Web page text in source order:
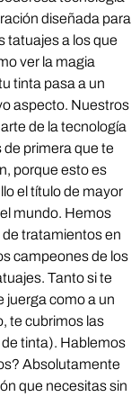
diseñada para
tatuajes a los que
ver la magia
tinta pasa a un
aspecto. Nuestros
de la tecnología
de primera que te
porque esto es
el título de mayor
mundo. Hemos
de tratamientos en
campeones de los
Tanto si te
juerga como a un
te cubrimos las
tinta). Hablemos
Absolutamente
que necesitas sin